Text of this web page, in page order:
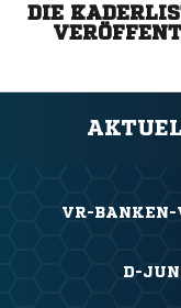
DIE
VR-BANKEN-
D-